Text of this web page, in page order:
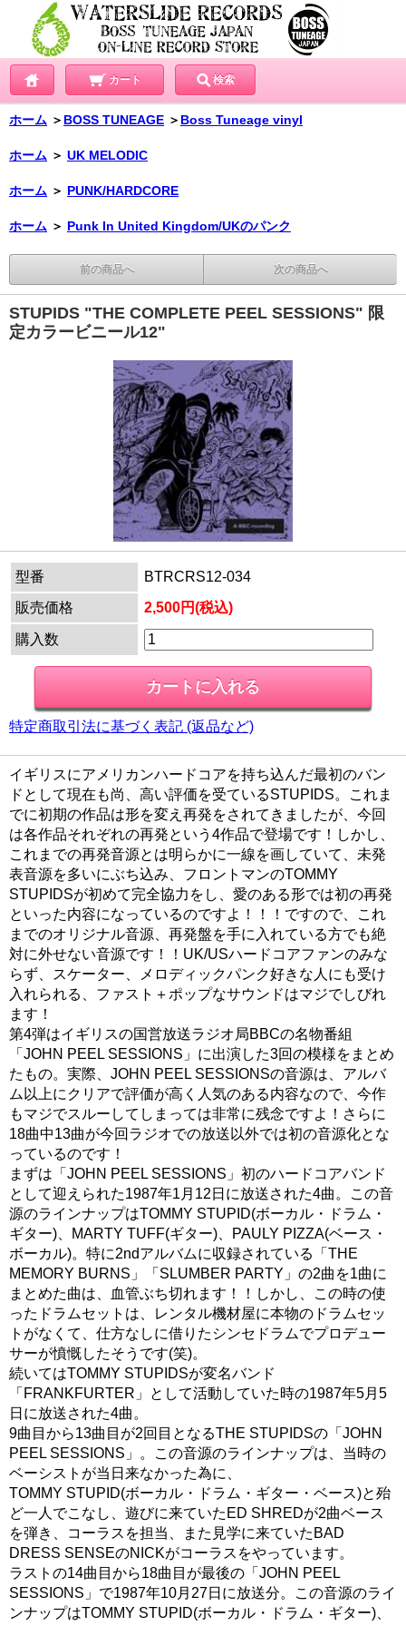
カート 検索
ホーム ＞ BOSS TUNEAGE ＞ Boss Tuneage vinyl
ホーム ＞ UK MELODIC
ホーム ＞ PUNK/HARDCORE
ホーム ＞ Punk In United Kingdom/UKのパンク
前の商品へ 次の商品へ
STUPIDS "THE COMPLETE PEEL SESSIONS" 限
定カラービニール12"
型番
BTRCRS12-034
販売価格
2,500円(税込)
購入数
特定商取引法に基づく表記 (返品など)
イギリスにアメリカンハードコアを持ち込んだ最初のバン
ドとして現在も尚、高い評価を受ているSTUPIDS。これま
でに初期の作品は形を変え再発をされてきましたが、今回
は各作品それぞれの再発という4作品で登場です！しかし、
これまでの再発音源とは明らかに一線を画していて、未発
表音源を多いにぶち込み、フロントマンのTOMMY
STUPIDSが初めて完全協力をし、愛のある形では初の再発
といった内容になっているのですよ！！！ですので、これ
までのオリジナル音源、再発盤を手に入れている方でも絶
対に外せない音源です！！UK/USハードコアファンのみな
らず、スケーター、メロディックパンク好きな人にも受け
入れられる、ファスト＋ポップなサウンドはマジでしびれ
ます！
第4弾はイギリスの国営放送ラジオ局BBCの名物番組
「JOHN PEEL SESSIONS」に出演した3回の模様をまとめ
たもの。実際、JOHN PEEL SESSIONSの音源は、アルバ
ム以上にクリアで評価が高く人気のある内容なので、今作
もマジでスルーしてしまっては非常に残念ですよ！さらに
18曲中13曲が今回ラジオでの放送以外では初の音源化とな
っているのです！
まずは「JOHN PEEL SESSIONS」初のハードコアバンド
として迎えられた1987年1月12日に放送された4曲。この音
源のラインナップはTOMMY STUPID(ボーカル・ドラム・
ギター)、MARTY TUFF(ギター)、PAULY PIZZA(ベース・
ボーカル)。特に2ndアルバムに収録されている「THE
MEMORY BURNS」「SLUMBER PARTY」の2曲を1曲に
まとめた曲は、血管ぶち切れます！！しかし、この時の使
ったドラムセットは、レンタル機材屋に本物のドラムセッ
トがなくて、仕方なしに借りたシンセドラムでプロデュー
サーが憤慨したそうです(笑)。
続いてはTOMMY STUPIDSが変名バンド
「FRANKFURTER」として活動していた時の1987年5月5
日に放送された4曲。
9曲目から13曲目が2回目となるTHE STUPIDSの「JOHN
PEEL SESSIONS」。この音源のラインナップは、当時の
ベーシストが当日来なかった為に、
TOMMY STUPID(ボーカル・ドラム・ギター・ベース)と殆
ど一人でこなし、遊びに来ていたED SHREDが2曲ベース
を弾き、コーラスを担当、また見学に来ていたBAD
DRESS SENSEのNICKがコーラスをやっています。
ラストの14曲目から18曲目が最後の「JOHN PEEL
SESSIONS」で1987年10月27日に放送分。この音源のライ
ンナップはTOMMY STUPID(ボーカル・ドラム・ギター)、